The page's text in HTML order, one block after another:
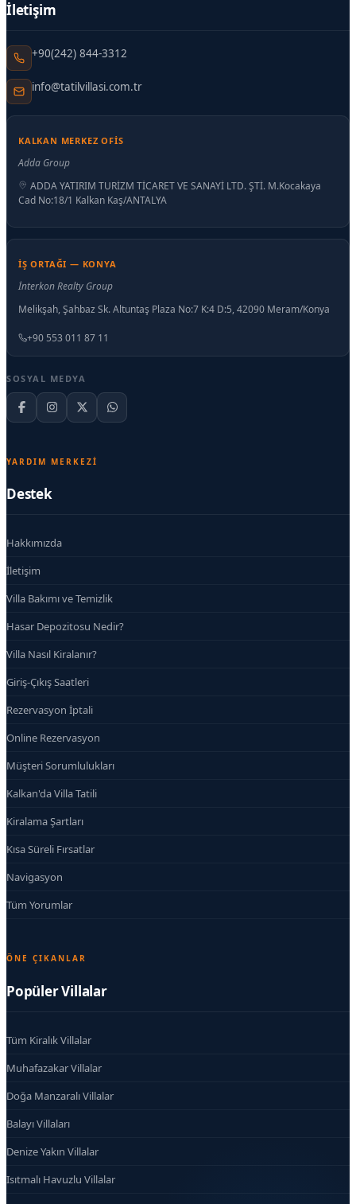
İletişim
+90(242) 844-3312
info@tatilvillasi.com.tr
KALKAN MERKEZ OFIS
Adda Group
ADDA YATIRIM TURİZM TİCARET VE SANAYİ LTD. ŞTİ. M.Kocakaya
Cad No:18/1 Kalkan Kaş/ANTALYA
İŞ ORTAĞI — KONYA
İnterkon Realty Group
Melikşah, Şahbaz Sk. Altuntaş Plaza No:7 K:4 D:5, 42090 Meram/Konya
+90 553 011 87 11
SOSYAL MEDYA
YARDIM MERKEZI
Destek
Hakkımızda
İletişim
Villa Bakımı ve Temizlik
Hasar Depozitosu Nedir?
Villa Nasıl Kiralanır?
Giriş-Çıkış Saatleri
Rezervasyon İptali
Online Rezervasyon
Müşteri Sorumlulukları
Kalkan'da Villa Tatili
Kiralama Şartları
Kısa Süreli Fırsatlar
Navigasyon
Tüm Yorumlar
ÖNE ÇIKANLAR
Popüler Villalar
Tüm Kiralık Villalar
Muhafazakar Villalar
Doğa Manzaralı Villalar
Balayı Villaları
Denize Yakın Villalar
Isıtmalı Havuzlu Villalar